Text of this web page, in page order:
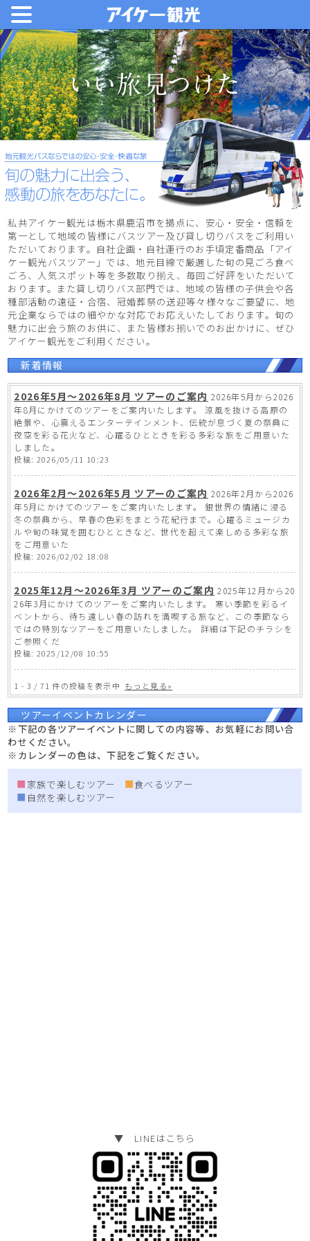
私共アイケー観光は栃木県鹿沼市を拠点に、安心・安全・信頼を
第一として地域の皆様にバスツアー及び貸し切りバスをご利用い
ただいております。自社企画・自社運行のお手頃定番商品「アイ
ケー観光バスツアー」では、地元目線で厳選した旬の見ごろ食べ
ごろ、人気スポット等を多数取り揃え、毎回ご好評をいただいて
おります。また貸し切りバス部門では、地域の皆様の子供会や各
種部活動の遠征・合宿、冠婚葬祭の送迎等々様々なご要望に、地
元企業ならではの細やかな対応でお応えいたしております。旬の
魅力に出会う旅のお供に、また皆様お揃いでのお出かけに、ぜひ
アイケー観光をご利用ください。
新着情報
2026年5月～2026年8月 ツアーのご案内 2026年5月から2026
年8月にかけてのツアーをご案内いたします。 涼風を抜ける高原の
絶景や、心震えるエンターテインメント、伝統が息づく夏の祭典に
夜空を彩る花火など、心躍るひとときを彩る多彩な旅をご用意いた
しました。
投稿: 2026/05/11 10:23
2026年2月～2026年5月 ツアーのご案内 2026年2月から2026
年5月にかけてのツアーをご案内いたします。 銀世界の情緒に浸る
冬の祭典から、早春の色彩をまとう花紀行まで。心躍るミュージカ
ルや旬の味覚を囲むひとときなど、世代を超えて楽しめる多彩な旅
をご用意いた
投稿: 2026/02/02 18:08
2025年12月～2026年3月 ツアーのご案内 2025年12月から20
26年3月にかけてのツアーをご案内いたします。 寒い季節を彩るイ
ベントから、待ち遠しい春の訪れを満喫する旅など、この季節なら
ではの特別なツアーをご用意いたしました。 詳細は下記のチラシを
ご参照くだ
投稿: 2025/12/08 10:55
1 - 3 / 71 件の投稿を表示中 もっと見る»
ツアーイベントカレンダー
※下記の各ツアーイベントに関しての内容等、お気軽にお問い合
わせください。
※カレンダーの色は、下記をご覧ください。
家族で楽しむツアー
食べるツアー
自然を楽しむツアー
▼ LINEはこちら